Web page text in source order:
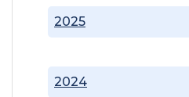
2024
2025